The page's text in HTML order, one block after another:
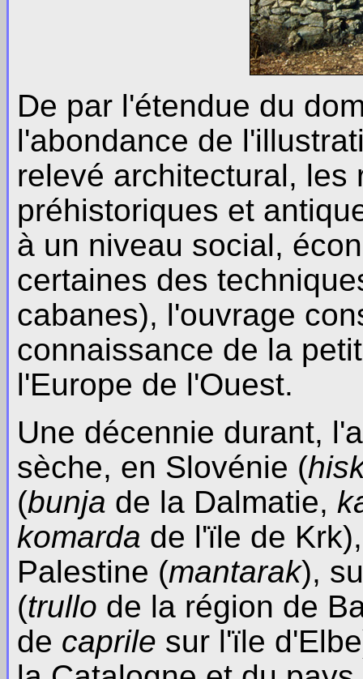
De par l'étendue du
l'abondance de
relevé architectural, les
préhistoriques et
à un niveau social,
certaines des
cabanes), l'ouvrage
connaissance de la
l'Europe de l'Ouest.
Une décennie durant,
sèche, en Slovénie (
(bunja de la Dalmatie,
komarda de l'ïle de
Palestine (mantarak),
(trullo de la région de
de caprile sur l'ïle